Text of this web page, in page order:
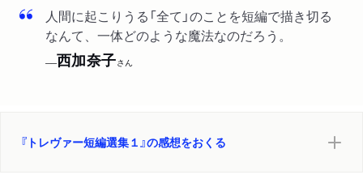
人間に起こりうる「全て」のことを短編で描き切る
なんて、一体どのような魔法なのだろう。
──西加奈子さん
『トレヴァー短編選集１』の感想をおくる